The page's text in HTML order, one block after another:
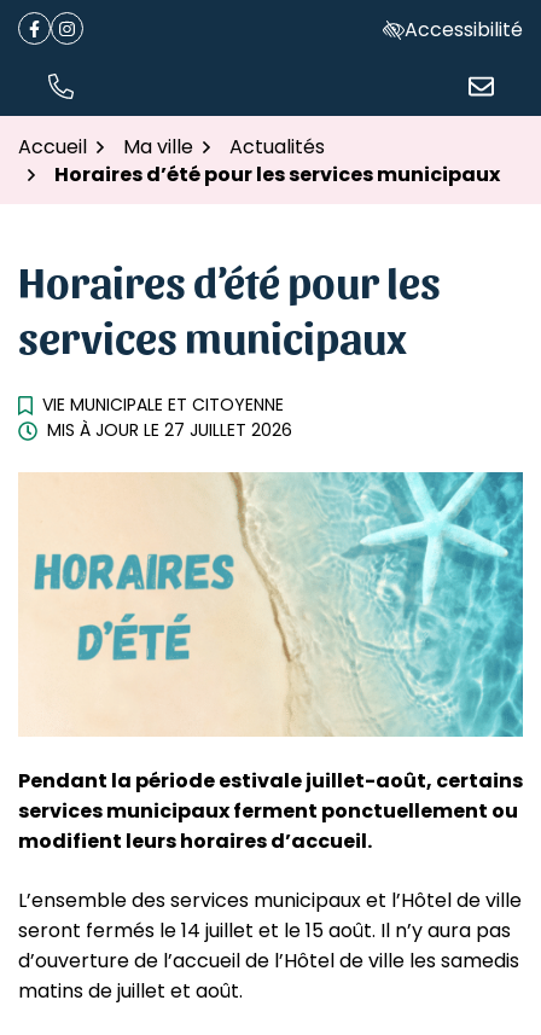
Gestion des traceurs
Aller
au
contenu
Facebook
(ouverture dans un nouvel onglet)
Instagram
(ouverture dans un nouvel onglet) Accessibilité
TÉL. NOUS
Accueil Ma ville
Actualités
Horaires d’été pour les services municipaux
Horaires d’été pour les
services municipaux
VIE MUNICIPALE ET CITOYENNE
MIS À JOUR LE 27 JUILLET 2026
Pendant la période estivale juillet-août, certains
services municipaux ferment ponctuellement ou
modifient leurs horaires d’accueil.
L’ensemble des services municipaux et l’Hôtel de ville
seront fermés le 14 juillet et le 15 août. Il n’y aura pas
d’ouverture de l’accueil de l’Hôtel de ville les samedis
matins de juillet et août.